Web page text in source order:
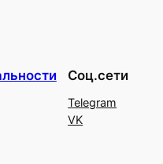
Соц.сети
Telegram
VK